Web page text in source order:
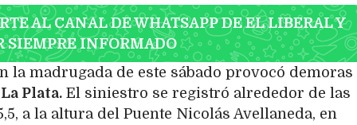
AL CANAL DE WHATSAPP DE EL LIBERAL Y
SIEMPRE INFORMADO
la madrugada de este sábado provocó demoras
Plata. El siniestro se registró alrededor de las
a la altura del Puente Nicolás Avellaneda, en